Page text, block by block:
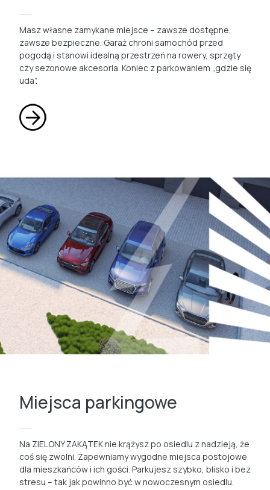
Masz własne zamykane miejsce – zawsze dostępne,
zawsze bezpieczne. Garaż chroni samochód przed
pogodą i stanowi idealną przestrzeń na rowery, sprzęty
czy sezonowe akcesoria. Koniec z parkowaniem „gdzie się
uda”.
Miejsca parkingowe
Na ZIELONY ZAKĄTEK nie krążysz po osiedlu z nadzieją, że
coś się zwolni. Zapewniamy wygodne miejsca postojowe
dla mieszkańców i ich gości. Parkujesz szybko, blisko i bez
stresu – tak jak powinno być w nowoczesnym osiedlu.